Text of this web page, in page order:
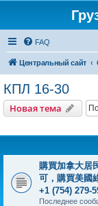
FAQ
Центральный сайт
КПЛ 16-30
Новая тема
購買加拿大居
可，購買美國
+1 (754) 279-
Последнее